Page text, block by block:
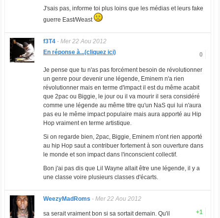
J'sais pas, informe toi plus loins que les médias et leurs fake
guerre East/Weast
f3T4- Mer 22 Aou 2012
0
En réponse à...(cliquez ici)
Je pense que tu n'as pas forcément besoin de révolutionner
un genre pour devenir une légende, Eminem n'a rien
révolutionner mais en terme d'impact il est du même acabit
que 2pac ou Biggie, le jour ou il va mourir il sera considéré
comme une légende au même titre qu'un NaS qui lui n'aura
pas eu le même impact populaire mais aura apporté au Hip
Hop vraiment en terme artistique.
Si on regarde bien, 2pac, Biggie, Eminem n'ont rien apporté
au hip Hop saut a contribuer fortement à son ouverture dans
le monde et son impact dans l'inconscient collectif.
Bon j'ai pas dis que Lil Wayne allait être une légende, il y a
une classe voire plusieurs classes d'écarts.
WeezyMadRoms - Mer 22 Aou 2012
+1
sa serait vraiment bon si sa sortait demain. Qu'il